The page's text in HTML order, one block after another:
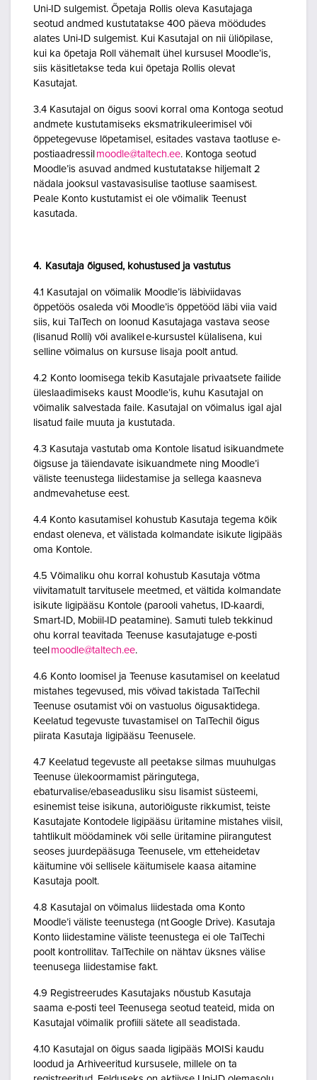
Uni-ID sulgemist. Õpetaja Rollis oleva Kasutajaga
seotud andmed kustutatakse 400 päeva möödudes
alates Uni-ID sulgemist. Kui Kasutajal on nii üliõpilase,
kui ka õpetaja Roll vähemalt ühel kursusel Moodle’is,
siis käsitletakse teda kui õpetaja Rollis olevat
Kasutajat.
3.4 Kasutajal on õigus soovi korral oma Kontoga seotud
andmete kustutamiseks eksmatrikuleerimisel või
õppetegevuse lõpetamisel, esitades vastava taotluse e-
postiaadressil moodle@taltech.ee. Kontoga seotud
Moodle’is asuvad andmed kustutatakse hiljemalt 2
nädala jooksul vastavasisulise taotluse saamisest.
Peale Konto kustutamist ei ole võimalik Teenust
kasutada.
4. Kasutaja õigused, kohustused ja vastutus
4.1 Kasutajal on võimalik Moodle’is läbiviidavas
õppetöös osaleda või Moodle’is õppetööd läbi viia vaid
siis, kui TalTech on loonud Kasutajaga vastava seose
(lisanud Rolli) või avalikel e-kursustel külalisena, kui
selline võimalus on kursuse lisaja poolt antud.
4.2 Konto loomisega tekib Kasutajale privaatsete failide
üleslaadimiseks kaust Moodle’is, kuhu Kasutajal on
võimalik salvestada faile. Kasutajal on võimalus igal ajal
lisatud faile muuta ja kustutada.
4.3 Kasutaja vastutab oma Kontole lisatud isikuandmete
õigsuse ja täiendavate isikuandmete ning Moodle’i
väliste teenustega liidestamise ja sellega kaasneva
andmevahetuse eest.
4.4 Konto kasutamisel kohustub Kasutaja tegema kõik
endast oleneva, et välistada kolmandate isikute ligipääs
oma Kontole.
4.5 Võimaliku ohu korral kohustub Kasutaja võtma
viivitamatult tarvitusele meetmed, et vältida kolmandate
isikute ligipääsu Kontole (parooli vahetus, ID-kaardi,
Smart-ID, Mobiil-ID peatamine). Samuti tuleb tekkinud
ohu korral teavitada Teenuse kasutajatuge e-posti
teel moodle@taltech.ee.
4.6 Konto loomisel ja Teenuse kasutamisel on keelatud
mistahes tegevused, mis võivad takistada TalTechil
Teenuse osutamist või on vastuolus õigusaktidega.
Keelatud tegevuste tuvastamisel on TalTechil õigus
piirata Kasutaja ligipääsu Teenusele.
4.7 Keelatud tegevuste all peetakse silmas muuhulgas
Teenuse ülekoormamist päringutega,
ebaturvalise/ebaseadusliku sisu lisamist süsteemi,
esinemist teise isikuna, autoriõiguste rikkumist, teiste
Kasutajate Kontodele ligipääsu üritamine mistahes viisil,
tahtlikult möödaminek või selle üritamine piirangutest
seoses juurdepääsuga Teenusele, vm etteheidetav
käitumine või sellisele käitumisele kaasa aitamine
Kasutaja poolt.
4.8 Kasutajal on võimalus liidestada oma Konto
Moodle’i väliste teenustega (nt Google Drive). Kasutaja
Konto liidestamine väliste teenustega ei ole TalTechi
poolt kontrollitav. TalTechile on nähtav üksnes välise
teenusega liidestamise fakt.
4.9 Registreerudes Kasutajaks nõustub Kasutaja
saama e-posti teel Teenusega seotud teateid, mida on
Kasutajal võimalik profiili sätete all seadistada.
4.10 Kasutajal on õigus saada ligipääs MOISi kaudu
loodud ja Arhiveeritud kursusele, millele on ta